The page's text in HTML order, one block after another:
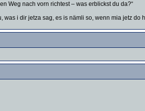
Weg nach vorn richtest – was erblickst du da?“
i dir jetza sag, es is nämli so, wenn mia jetz